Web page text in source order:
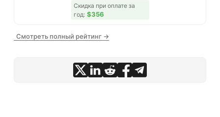
Скидка при оплате за
год: $356
Смотреть полный рейтинг →